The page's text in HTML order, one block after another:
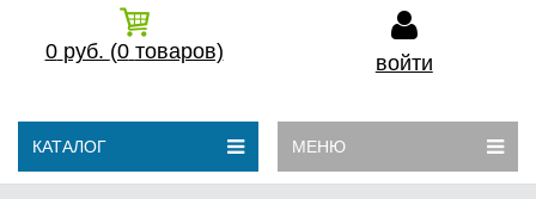
0 руб. (0 товаров) войти
КАТАЛОГ МЕНЮ